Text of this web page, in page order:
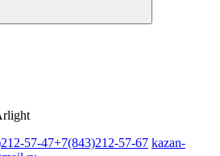
57-47+7(843)212-57-67 kazan-